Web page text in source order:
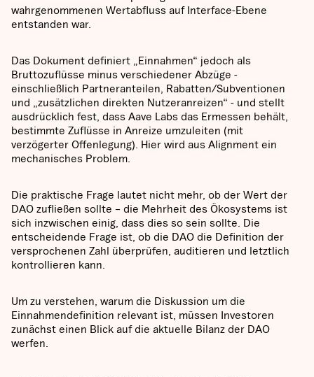
wahrgenommenen Wertabfluss auf Interface-Ebene
entstanden war.
Das Dokument definiert „Einnahmen“ jedoch als
Bruttozuflüsse minus verschiedener Abzüge -
einschließlich Partneranteilen, Rabatten/Subventionen
und „zusätzlichen direkten Nutzeranreizen“ - und stellt
ausdrücklich fest, dass Aave Labs das Ermessen behält,
bestimmte Zuflüsse in Anreize umzuleiten (mit
verzögerter Offenlegung). Hier wird aus Alignment ein
mechanisches Problem.
Die praktische Frage lautet nicht mehr, ob der Wert der
DAO zufließen sollte – die Mehrheit des Ökosystems ist
sich inzwischen einig, dass dies so sein sollte. Die
entscheidende Frage ist, ob die DAO die Definition der
versprochenen Zahl überprüfen, auditieren und letztlich
kontrollieren kann.
Um zu verstehen, warum die Diskussion um die
Einnahmendefinition relevant ist, müssen Investoren
zunächst einen Blick auf die aktuelle Bilanz der DAO
werfen.